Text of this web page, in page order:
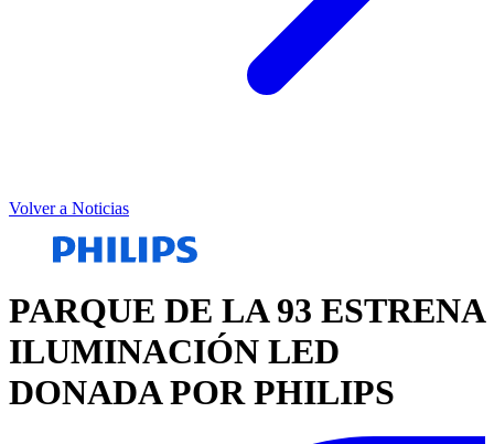
Volver a Noticias
PARQUE DE LA 93 ESTRENA
ILUMINACIÓN LED
DONADA POR PHILIPS